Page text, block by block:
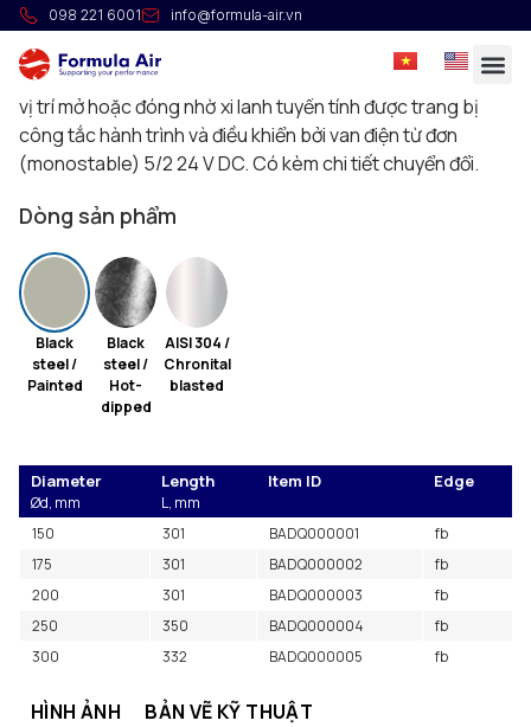
098 221 6001 info@formula-air.vn
Van cửa xả Silo khí nén kèm chuyển đổi
Van cửa xả Silo khí nén hàn kín hoàn toàn để xả vật liệu từ
xiclon, silo hoặc tương tự. Lưỡi van cửa xả được cố định ở
vị trí mở hoặc đóng nhờ xi lanh tuyến tính được trang bị
công tắc hành trình và điều khiển bởi van điện từ đơn
(monostable) 5/2 24 V DC. Có kèm chi tiết chuyển đổi.
Dòng sản phẩm
Black
steel /
Painted
Black
steel /
Hot-
dipped
AISI 304 /
Chronital
blasted
Diameter Length Item ID Edge
Ød, mm
L, mm
150
301 BADQ000001
fb
175
301 BADQ000002
fb
200
301 BADQ000003
fb
250
350 BADQ000004
fb
300
332 BADQ000005 fb
HÌNH ẢNH BẢN VẼ KỸ THUẬT